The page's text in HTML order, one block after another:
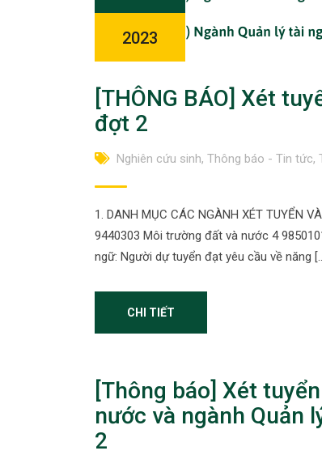
2023
[THÔNG BÁO] Xét
đợt 2
Nghiên cứu sinh, Thông báo - Tin tức,
1. DANH MỤC CÁC NGÀNH XÉT TUYỂN
9440303 Môi trường đất và nước 4
ngữ: Người dự tuyển đạt yêu cầu về năng
CHI TIẾT
[Thông báo] Xét
nước và ngành Quản
2